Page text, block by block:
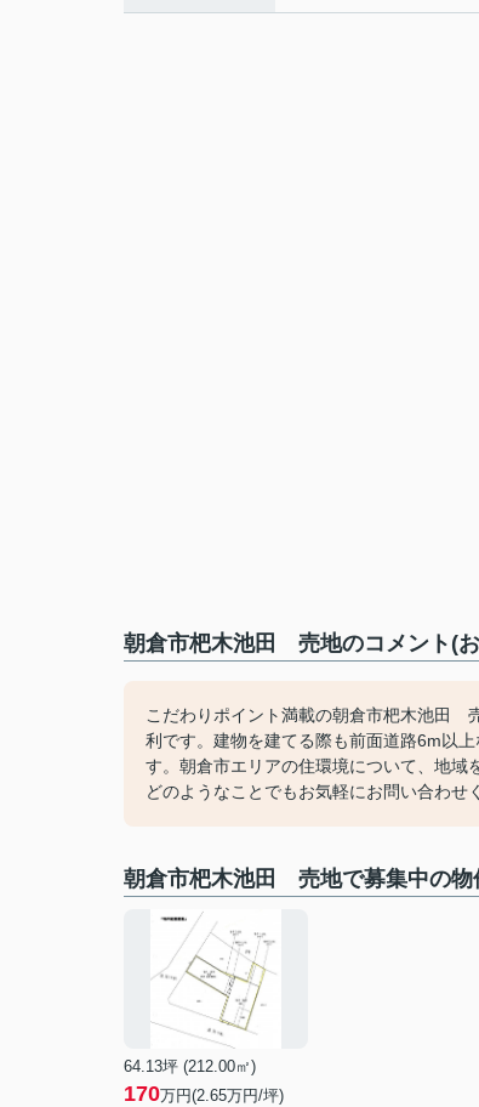
朝倉市杷木池田 売地のコメント(
こだわりポイント満載の朝倉市杷木池田
利です。建物を建てる際も前面道路6m以
す。朝倉市エリアの住環境について、地域
どのようなことでもお気軽にお問い合わせ
朝倉市杷木池田 売地で募集中の物
64.13坪 (212.00㎡)
170万円(2.65万円/坪)